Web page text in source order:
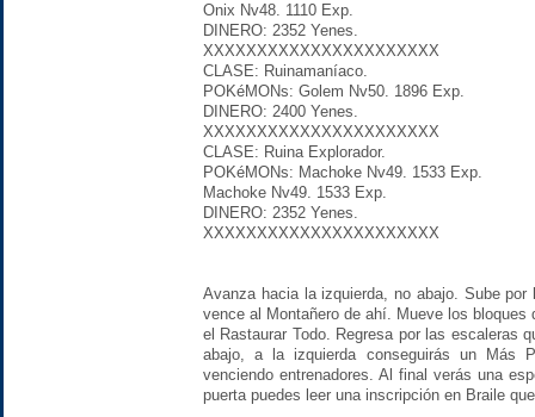
Onix Nv48. 1110 Exp.
DINERO: 2352 Yenes.
XXXXXXXXXXXXXXXXXXXXXX
CLASE: Ruinamaníaco.
POKéMONs: Golem Nv50. 1896 Exp.
DINERO: 2400 Yenes.
XXXXXXXXXXXXXXXXXXXXXX
CLASE: Ruina Explorador.
POKéMONs: Machoke Nv49. 1533 Exp.
Machoke Nv49. 1533 Exp.
DINERO: 2352 Yenes.
XXXXXXXXXXXXXXXXXXXXXX
Avanza hacia la izquierda, no abajo. Sube
vence al Montañero de ahí. Mueve los bloques
el Rastaurar Todo. Regresa por las escaleras
abajo, a la izquierda conseguirás un Más
venciendo entrenadores. Al final verás una
puerta puedes leer una inscripción en Braile